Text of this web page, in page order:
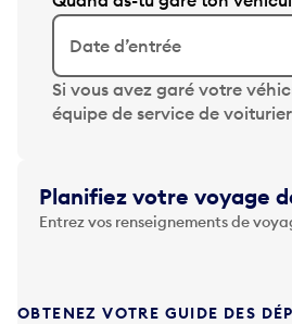
Date d’entrée
A
p
y
e
z
r
Si vous avez garé votre
équipe de service de
Planifiez votre voyage
Entrez vos renseignements de
OBTENEZ VOTRE GUIDE DES